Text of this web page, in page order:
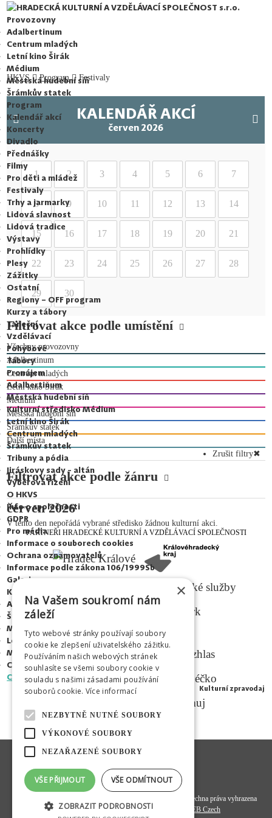
Provozovny
Adalbertinum
Centrum mladých
Letní kino Širák
Médium
Městská hudební síň
Šrámkův statek
Program
Kalendář akcí
Koncerty
Divadlo
Přednášky
Filmy
Pro děti a mládež
Festivaly
Trhy a jarmarky
Lidová slavnost
Lidová tradice
Výstavy
Prohlídky
Plesy
Zážitky
Ostatní
Regiony – OFF program
Kurzy a tábory
Taneční
Vzdělávací
Pohybové
Tábory
Pronájem
Adalbertinum
Městská hudební síň
Kulturní středisko Médium
Letní kino Širák
Centrum mladých
Šrámkův statek
Tribuny a pódia
Jiráskovy sady - altán
Výběrová řízení
O HKVS
Info o společnosti
GDPR
Pro média
Informace o souborech cookies
Ochrana oznamovatelů
Informace podle zákona 106/1999Sb
Galerie
Kontakty
Adalbertinum
Šrámkův statek
Městská hudební síň
Letní kino Širák
Médium
Centrum mladých
CZ
EN |PL |RU
Kulturní zpravodaj
HKVS Program Festivaly
KALENDÁŘ AKCÍ
červen 2026
1 2 3 4 5 6 7
8 9 10 11 12 13 14
15 16 17 18 19 20 21
22 23 24 25 26 27 28
29 30
Filtrovat akce podle umístění
Všechny provozovny
Adalbertinum
Centrum mladých
Letní kino Širák
Medium
Městská hudební síň
Šrámkův statek
Další místa
Zrušit filtry✖
Filtrovat akce podle žánru
červen 2026
V tento den nepořádá vybrané středisko žádnou kulturní akci.
PARTNEŘI HRADECKÉ KULTURNÍ A VZDĚLÁVACÍ SPOLEČNOSTI
MEDIÁLNÍ PARTNEŘI
- všechna práva vyhrazena
Programový kód a datová struktura:
OMEGA WEB Czech
×
Na Vašem soukromí nám
záleží
Tyto webové stránky používají soubory
cookie ke zlepšení uživatelského zážitku.
Používáním našich webových stránek
souhlasíte se všemi soubory cookie v
souladu s našimi zásadami používání
souborů cookie. Více informací
NEZBYTNĚ NUTNÉ SOUBORY
VÝKONOVÉ SOUBORY
NEZAŘAZENÉ SOUBORY
VŠE PŘIJMOUT VŠE ODMÍTNOUT
ZOBRAZIT PODROBNOSTI